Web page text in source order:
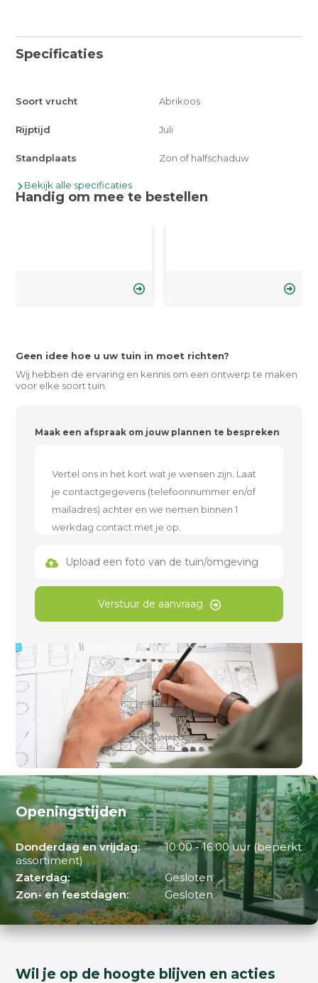
Specificaties
Soort vrucht Abrikoos
Rijptijd Juli
Standplaats Zon of halfschaduw
Bekijk alle specificaties
Handig om mee te bestellen
Geen idee hoe u uw tuin in moet richten?
Wij hebben de ervaring en kennis om een ontwerp te maken
voor elke soort tuin.
Maak een afspraak om jouw plannen te bespreken
Upload een foto van de tuin/omgeving
Verstuur de aanvraag
Openingstijden
Donderdag en vrijdag:
10:00 - 16:00 uur (beperkt
assortiment)
Zaterdag:
Gesloten
Zon- en feestdagen:
Gesloten
Wil je op de hoogte blijven en acties